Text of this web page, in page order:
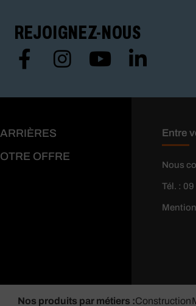
REJOIGNEZ-NOUS
OFFRE
Entre
Nous
Tél. : 09
Nos produits par métiers :Construction